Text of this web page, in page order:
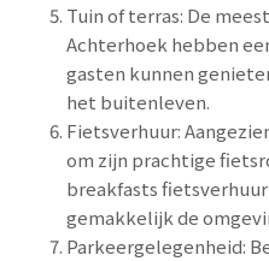
Tuin of terras: De
Achterhoek hebben
gasten kunnen
het buitenleven.
Fietsverhuur:
om zijn prachtige
breakfasts fietsverhuur
gemakkelijk de
Parkeergelegenheid: